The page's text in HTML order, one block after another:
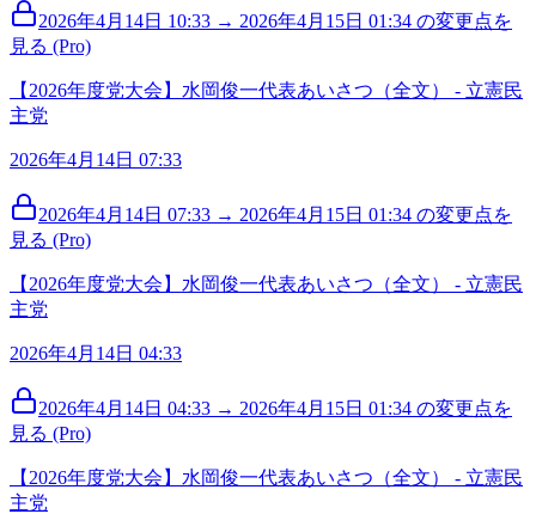
2026年4月14日 10:33 → 2026年4月15日 01:34 の変更点を
見る (Pro)
【2026年度党大会】水岡俊一代表あいさつ（全文） - 立憲民
主党
2026年4月14日 07:33
2026年4月14日 07:33 → 2026年4月15日 01:34 の変更点を
見る (Pro)
【2026年度党大会】水岡俊一代表あいさつ（全文） - 立憲民
主党
2026年4月14日 04:33
2026年4月14日 04:33 → 2026年4月15日 01:34 の変更点を
見る (Pro)
【2026年度党大会】水岡俊一代表あいさつ（全文） - 立憲民
主党